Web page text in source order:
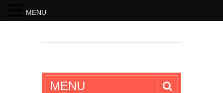
SKRIFTEN
MENU
MENU